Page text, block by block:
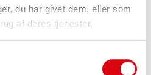
du har givet dem, eller som
af deres tjenester.